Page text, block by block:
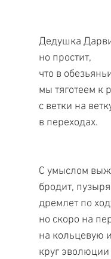
Дедушка
но простит,
что в
мы тяготеем к
с ветки на
в переходах.
С умыслом
бродит,
дремлет по
но скоро на
на кольцевую
круг